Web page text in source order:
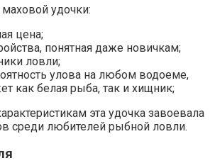
удочки:
цена;
понятная даже новичкам;
ловли;
улова на любом водоеме,
как белая рыба, так и хищник;
эта удочка завоевала
среди любителей рыбной ловли.